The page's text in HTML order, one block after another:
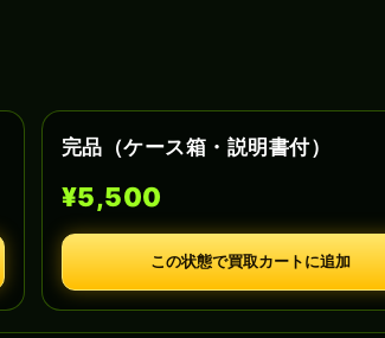
完品（ケース箱・説明書付）
¥5,500
この状態で買取カートに追加